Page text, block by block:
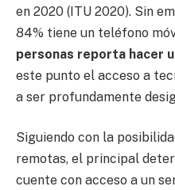
en 2020 (ITU 2020). Sin
84% tiene un teléfono
personas reporta hacer
este punto el acceso a
a ser profundamente
Siguiendo con la
remotas, el principal
cuente con acceso a un